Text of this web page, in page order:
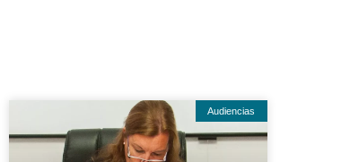
Audiencias